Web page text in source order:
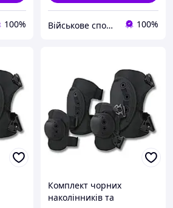
100% Військове спорядження, дрони та БПЛА | інтернет-магазин QUASAR 100%
Комплект чорних
наколінників та